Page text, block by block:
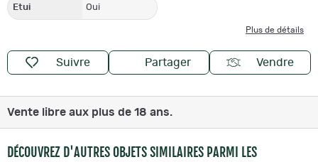
Etui Oui
Plus de détails
Suivre Partager Vendre
Vente libre aux plus de 18 ans.
DÉCOUVREZ D'AUTRES OBJETS SIMILAIRES PARMI LES